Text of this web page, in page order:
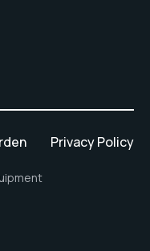
Privacy Policy